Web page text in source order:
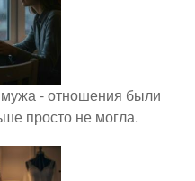
- отношения были
просто не могла.